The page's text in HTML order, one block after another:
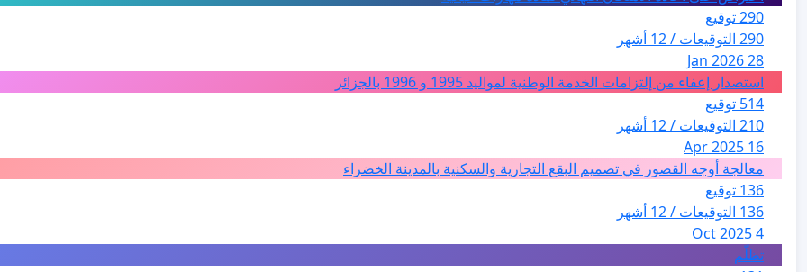
290 توقيع
290 التوقيعات / 12 أشهر
28 Jan 2026
استصدار إعفاء من إلتزامات الخدمة الوطنية لمواليد 1995 و 1996 بالجزائر
514 توقيع
210 التوقيعات / 12 أشهر
16 Apr 2025
معالجة أوجه القصور في تصميم البقع التجارية والسكنية بالمدينة الخضراء
136 توقيع
136 التوقيعات / 12 أشهر
4 Oct 2025
تظلّم